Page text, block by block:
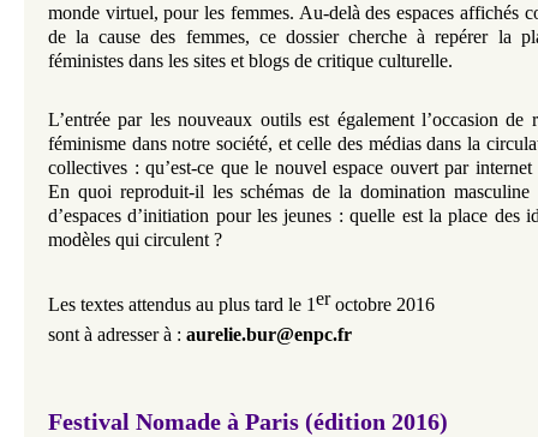
monde virtuel, pour les femmes. Au-delà des espaces affichés
de la cause des femmes, ce dossier cherche à repérer la
féministes dans les sites et blogs de critique culturelle.
L’entrée par les nouveaux outils est également l’occasion de
féminisme dans notre société, et celle des médias dans la
collectives : qu’est-ce que le nouvel espace ouvert par
En quoi reproduit-il les schémas de la domination
d’espaces d’initiation pour les jeunes : quelle est la place des
modèles qui circulent ?
Les textes attendus au plus tard le 1eroctobre 2016
sont à adresser à : aurelie.bur@enpc.fr
Festival Nomade à Paris (édition 2016)